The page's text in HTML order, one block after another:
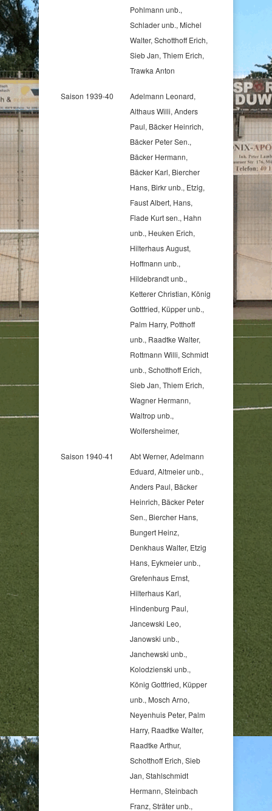
Pohlmann unb.,
Schlader unb., Michel
Walter, Schotthoff Erich,
Sieb Jan, Thiem Erich,
Trawka Anton
Saison 1939-40
Adelmann Leonard,
Althaus Willi, Anders
Paul, Bäcker Heinrich,
Bäcker Peter Sen.,
Bäcker Hermann,
Bäcker Karl, Biercher
Hans, Birkr unb., Etzig,
Faust Albert, Hans,
Flade Kurt sen., Hahn
unb., Heuken Erich,
Hilterhaus August,
Hoffmann unb.,
Hildebrandt unb.,
Ketterer Christian, König
Gottfried, Küpper unb.,
Palm Harry, Potthoff
unb., Raadtke Walter,
Rottmann Willi, Schmidt
unb., Schotthoff Erich,
Sieb Jan, Thiem Erich,
Wagner Hermann,
Waltrop unb.,
Wolfersheimer,
Saison 1940-41
Abt Werner, Adelmann
Eduard, Altmeier unb.,
Anders Paul, Bäcker
Heinrich, Bäcker Peter
Sen., Biercher Hans,
Bungert Heinz,
Denkhaus Walter, Etzig
Hans, Eykmeier unb.,
Grefenhaus Ernst,
Hilterhaus Karl,
Hindenburg Paul,
Jancewski Leo,
Janowski unb.,
Janchewski unb.,
Kolodzienski unb.,
König Gottfried, Küpper
unb., Mosch Arno,
Neyenhuis Peter, Palm
Harry, Raadtke Walter,
Raadtke Arthur,
Schotthoff Erich, Sieb
Jan, Stahlschmidt
Hermann, Steinbach
Franz, Sträter unb.,